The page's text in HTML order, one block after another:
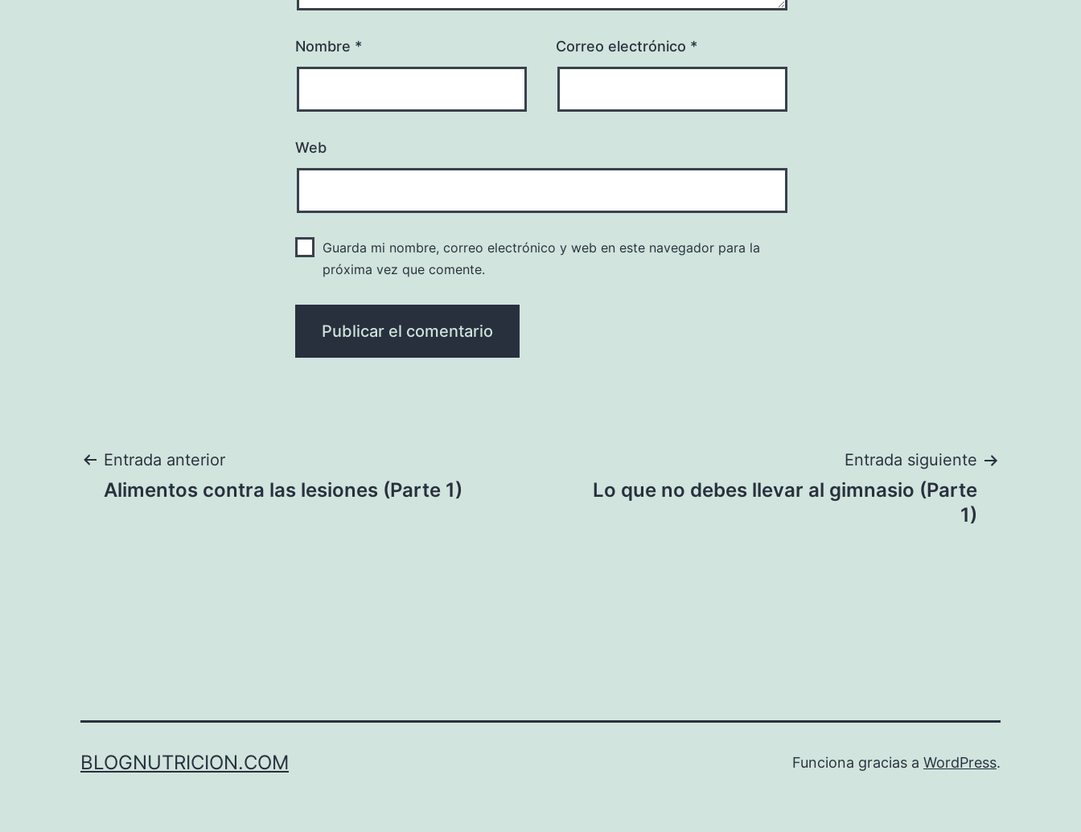
Nombre * Correo electrónico *
Web
Guarda mi nombre, correo electrónico y web en este navegador para la
próxima vez que comente.
Navegación
Entrada anterior
Alimentos contra las lesiones (Parte 1)
Entrada siguiente
Lo que no debes llevar al gimnasio (Parte
1)
BLOGNUTRICION.COM Funciona gracias a WordPress.